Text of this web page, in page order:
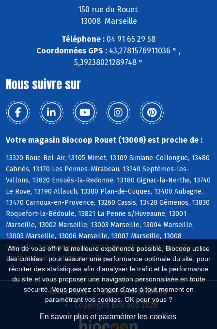
Afin de vous offrir la meilleure expérience possible, Biocoop utilise
des cookies : pour assurer une performance optimale du site, pour
récolter des statistiques afin d'analyser le trafic et la performance
du site et vous proposer une navigation personnalisée en toute
sécurité. Vous pouvez changer d'avis à tout moment en
paramétrant vos cookies. OK pour vous ?
En savoir plus et paramétrer les cookies
150 rue du Rouet
13008 Marseille
Téléphone : 04 91 65 29 58
Coordonnées GPS : 43,2781576911036 ° ,
5,39238021289748 °
Nous suivre sur
Votre magasin Biocoop Rouet (13008) est proche de :
13320 Bouc-Bel-Air, 13105 Mimet, 13109 Simiane-Collongue, 13480
Cabriès, 13170 Les Pennes-Mirabeau, 13240 Septèmes-les-
Vallons, 13820 Ensuès-la-Redonne, 13180 Gignac-la-Nerthe, 13740
Le Rove, 13190 Allauch, 13380 Plan-de-Cuques, 13400 Aubagne,
13470 Carnoux-en-Provence, 13260 Cassis, 13420 Gémenos, 13830
Roquefort-la-Bédoule, 13821 La Penne s/Huveaune, 13001
Marseille, 13002 Marseille, 13003 Marseille, 13004 Marseille,
13005 Marseille, 13006 Marseille, 13007 Marseille, 13008
Marseille, 13009 Marseille, 13010 Marseille, 13011 Marseille,
13012 Marseille, 13013 Marseille
Biocoop.fr
Le réseau Biocoop
Copyright Biocoop 2026